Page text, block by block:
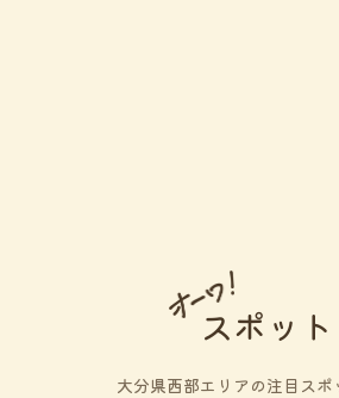
スポット
大分県西部エリアの注目スポ